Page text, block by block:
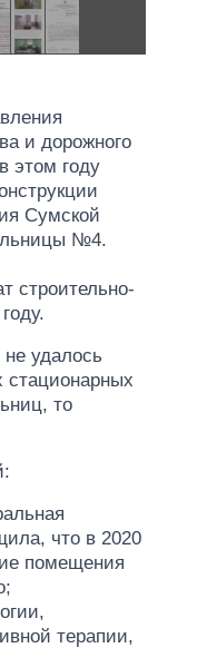
и дорожного
этом году
Сумской
№4.
строительно-
удалось
стационарных
то
что в 2020
помещения
терапии,